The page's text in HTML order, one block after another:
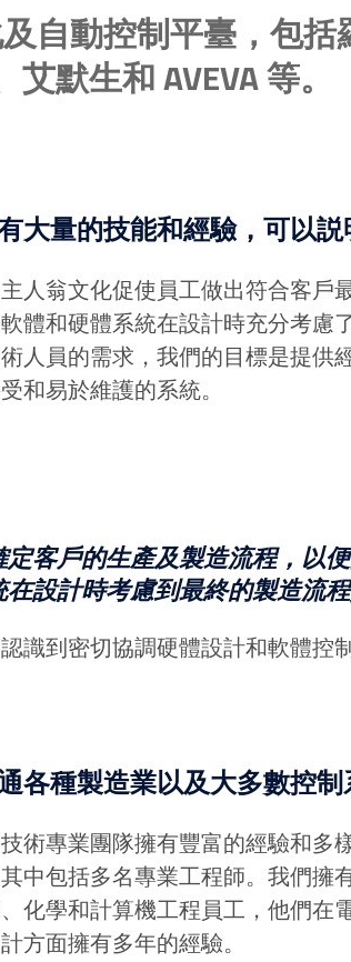
自動控制平臺，包
艾默生和 AVEVA 等。
大量的技能和經驗，可以
人翁文化促使員工做出符合客戶
體和硬體系統在設計時充分考慮
人員的需求，我們的目標是提供
和易於維護的系統。
定客戶的生產及製造流程，以
設計時考慮到最終的製造流程
識到密切協調硬體設計和軟體控
各種製造業以及大多數控
術專業團隊擁有豐富的經驗和多
中包括多名專業工程師。我們擁
化學和計算機工程員工，他們在
方面擁有多年的經驗。